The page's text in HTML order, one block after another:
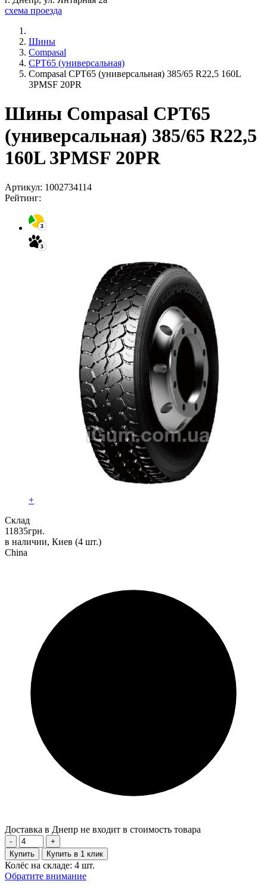
схема проезда
Шины
Compasal
CPT65 (универсальная)
Compasal CPT65 (универсальная) 385/65 R22,5 160L
3PMSF 20PR
Шины Compasal CPT65
(универсальная) 385/65 R22,5
160L 3PMSF 20PR
Артикул: 1002734114
Рейтинг:
+
Склад
11835грн.
в наличии, Киев (4 шт.)
China
Доставка в Днепр не входит в стоимость товара
-
+
Купить
Купить в 1 клик
Колёс на складе: 4 шт.
Обратите внимание